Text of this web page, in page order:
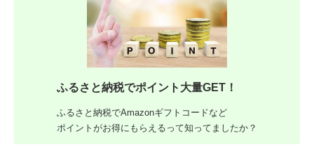
ふるさと納税でポイント大量GET！
ふるさと納税でAmazonギフトコードなど
ポイントがお得にもらえるって知ってましたか？